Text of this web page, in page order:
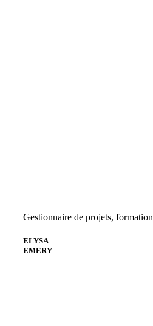
Gestionnaire de projets, formation
ELYSA
EMERY